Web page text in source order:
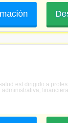
est dirigido a